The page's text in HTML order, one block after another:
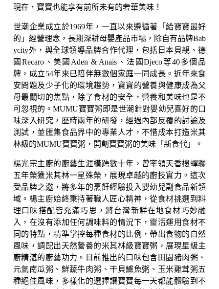
現在，寶寶也能享有前所未有的奢華美味！
世潮企業成立於1969年，一直以來遵循著「給寶寶最好
的」經營理念，長期深耕母嬰產品市場，除自有品牌Bab
ycity外，與全球領導品牌合作代理，包括日本貝親、德
國Recaro、美國Aden & Anais、法國Djeco等40多個品
牌，成立54年來已陪伴無數個家庭一同成長。近年來食
安問題及少子化的環境趨勢，寶寶的營養與健康成為父
母最關切的焦點，除了食材的安全，營養和美味也是不
可忽視的。MUMU寶寶粥即是世潮針對嬰幼兒喜好的口
味深入研究，歷時兩年的研發，經過內部反覆的討論及
測試，並匯集食品界中的專業人才，不惜成本打造米其
林級的MUMU寶寶粥，開創寶寶粥的美味「新食代」。
楊光宗主廚的廚藝生涯橫跨數十年，曾率領天香樓蟬聯
五年榮獲米其林一星殊榮，展現卓越的廚技實力。這次
受品牌之邀，將多年的烹飪經驗投入嬰幼兒副食品新領
域。楊主廚始終秉持著職人匠心精神，從食材挑選到料
理口味搭配皆充滿巧思，將台灣新鮮在地食材巧妙融
入，在沒有添加任何調味料的情況下，靈活運用食材不
同的特點，精準掌控每種食材的比例，帶出食物的自然
風味，調配出天然營養的米其林級寶寶粥，展現星級主
廚精湛的廚藝功力。目前推出的口味包含田園豬肉粥、
元氣南瓜粥、鮮蔬牛肉粥、干貝鱸魚粥、玉米雞茸粥五
種絕佳風味，多樣化的選擇讓寶寶每一天都能體驗到不